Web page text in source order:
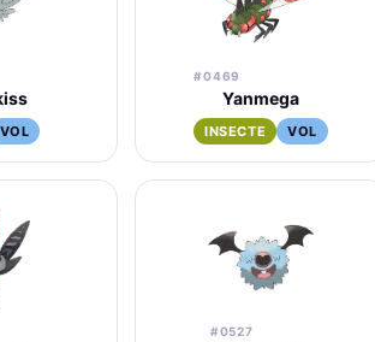
VOL
#0469
Yanmega
INSECTE VOL
#0527